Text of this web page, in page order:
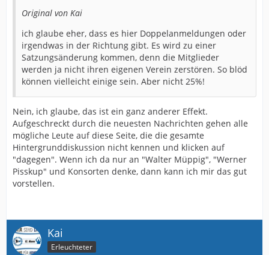
Original von Kai
ich glaube eher, dass es hier Doppelanmeldungen oder
irgendwas in der Richtung gibt. Es wird zu einer
Satzungsänderung kommen, denn die Mitglieder
werden ja nicht ihren eigenen Verein zerstören. So blöd
können vielleicht einige sein. Aber nicht 25%!
Nein, ich glaube, das ist ein ganz anderer Effekt.
Aufgeschreckt durch die neuesten Nachrichten gehen alle
mögliche Leute auf diese Seite, die die gesamte
Hintergrunddiskussion nicht kennen und klicken auf
"dagegen". Wenn ich da nur an "Walter Müppig", "Werner
Pisskup" und Konsorten denke, dann kann ich mir das gut
vorstellen.
Kai
Erleuchteter